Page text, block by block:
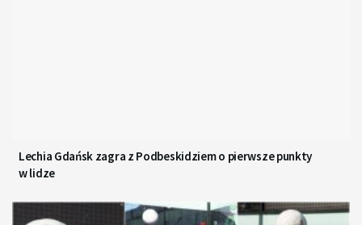
Lechia Gdańsk zagra z Podbeskidziem o pierwsze punkty
w lidze